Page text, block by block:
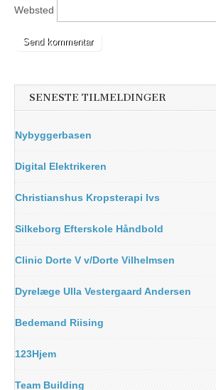
Websted
SENESTE TILMELDINGER
Nybyggerbasen
Digital Elektrikeren
Christianshus Kropsterapi Ivs
Silkeborg Efterskole Håndbold
Clinic Dorte V v/Dorte Vilhelmsen
Dyrelæge Ulla Vestergaard Andersen
Bedemand Riising
123Hjem
Team Building